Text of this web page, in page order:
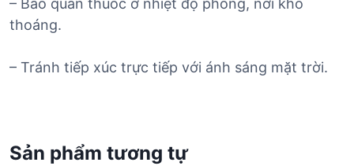
– Bảo quản thuốc ở nhiệt độ phòng, nơi khô
thoáng.
– Tránh tiếp xúc trực tiếp với ánh sáng mặt trời.
Sản phẩm tương tự